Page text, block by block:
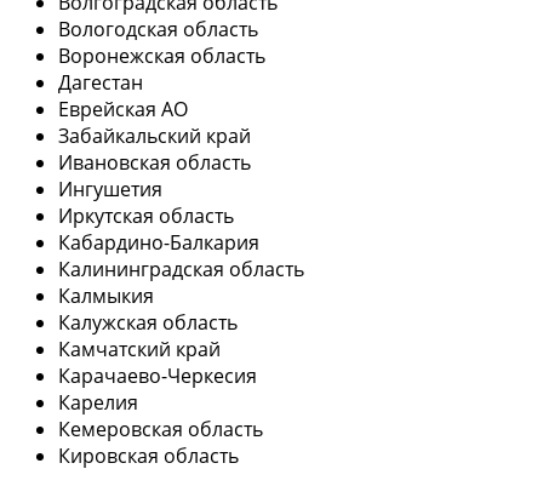
Вологодская область
Воронежская область
Дагестан
Еврейская АО
Забайкальский край
Ивановская область
Ингушетия
Иркутская область
Кабардино-Балкария
Калининградская область
Калмыкия
Калужская область
Камчатский край
Карачаево-Черкесия
Карелия
Кемеровская область
Кировская область